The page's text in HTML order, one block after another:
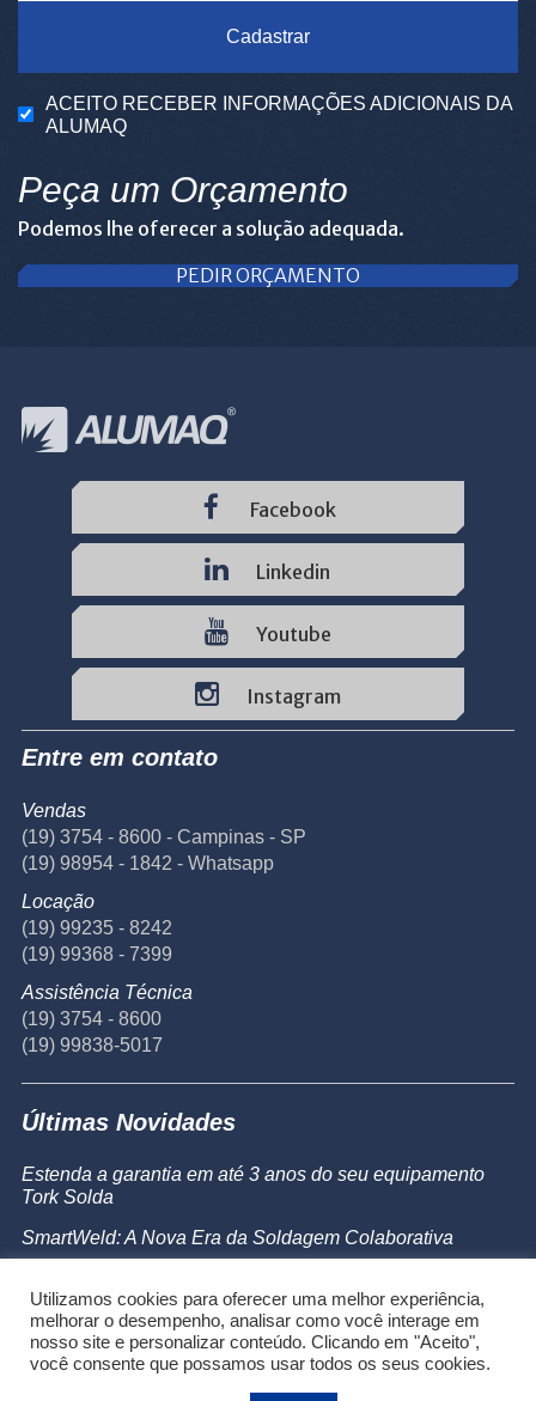
Cadastrar
ACEITO RECEBER INFORMAÇÕES ADICIONAIS DA
ALUMAQ
Peça um Orçamento
Podemos lhe oferecer a solução adequada.
PEDIR ORÇAMENTO
Facebook
Linkedin
Youtube
Instagram
Entre em contato
Vendas
(19) 3754 - 8600 - Campinas - SP
(19) 98954 - 1842 - Whatsapp
Locação
(19) 99235 - 8242
(19) 99368 - 7399
Assistência Técnica
(19) 3754 - 8600
(19) 99838-5017
Últimas Novidades
Estenda a garantia em até 3 anos do seu equipamento
Tork Solda
SmartWeld: A Nova Era da Soldagem Colaborativa
Powermax 45 SYNC
Utilizamos cookies para oferecer uma melhor experiência,
melhorar o desempenho, analisar como você interage em
nosso site e personalizar conteúdo. Clicando em "Aceito",
você consente que possamos usar todos os seus cookies.